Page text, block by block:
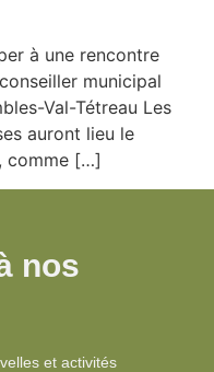
à une rencontre
municipal
Val-Tétreau Les
auront lieu le
comme […]
nos
et activités